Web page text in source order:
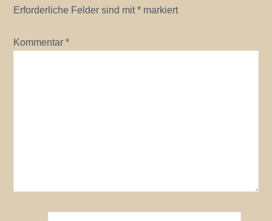
Erforderliche Felder sind mit* markiert
Kommentar*